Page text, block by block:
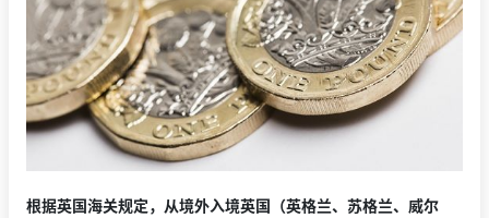
根据英国海关规定，从境外入境英国（英格兰、苏格兰、威尔